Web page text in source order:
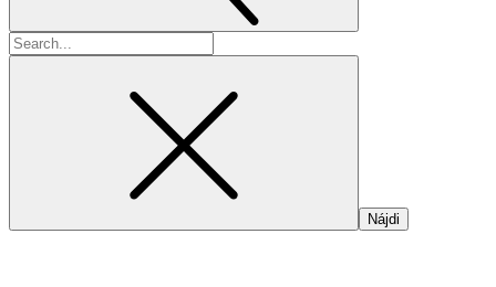
Hľadať: